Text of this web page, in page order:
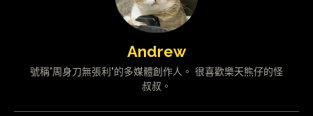
Andrew
號稱"周身刀無張利"的多媒體創作人。 很喜歡樂天熊仔的怪
叔叔。